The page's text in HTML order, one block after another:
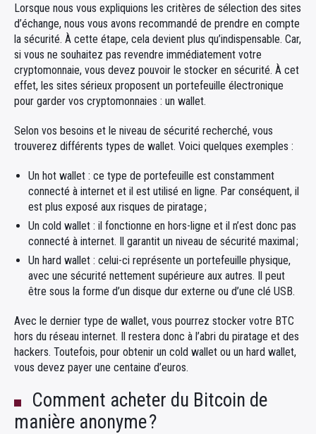
Lorsque nous vous expliquions les critères de sélection des sites
d’échange, nous vous avons recommandé de prendre en compte
la sécurité. À cette étape, cela devient plus qu’indispensable. Car,
si vous ne souhaitez pas revendre immédiatement votre
cryptomonnaie, vous devez pouvoir le stocker en sécurité. À cet
effet, les sites sérieux proposent un portefeuille électronique
pour garder vos cryptomonnaies : un wallet.
Selon vos besoins et le niveau de sécurité recherché, vous
trouverez différents types de wallet. Voici quelques exemples :
Un hot wallet : ce type de portefeuille est constamment
connecté à internet et il est utilisé en ligne. Par conséquent, il
est plus exposé aux risques de piratage ;
Un cold wallet : il fonctionne en hors-ligne et il n’est donc pas
connecté à internet. Il garantit un niveau de sécurité maximal ;
Un hard wallet : celui-ci représente un portefeuille physique,
avec une sécurité nettement supérieure aux autres. Il peut
être sous la forme d’un disque dur externe ou d’une clé USB.
Avec le dernier type de wallet, vous pourrez stocker votre BTC
hors du réseau internet. Il restera donc à l’abri du piratage et des
hackers. Toutefois, pour obtenir un cold wallet ou un hard wallet,
vous devez payer une centaine d’euros.
Comment acheter du Bitcoin de
manière anonyme ?